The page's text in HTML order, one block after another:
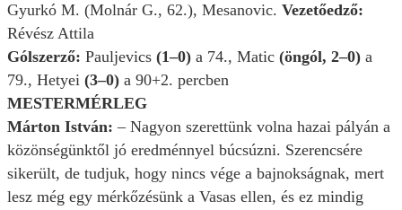
Gyurkó M. (Molnár G., 62.), Mesanovic. Vezetőedző:
Révész Attila
Gólszerző: Pauljevics (1–0) a 74., Matic (öngól, 2–0) a
79., Hetyei (3–0) a 90+2. percben
MESTERMÉRLEG
Márton István: – Nagyon szerettünk volna hazai pályán a
közönségünktől jó eredménnyel búcsúzni. Szerencsére
sikerült, de tudjuk, hogy nincs vége a bajnokságnak, mert
lesz még egy mérkőzésünk a Vasas ellen, és ez mindig